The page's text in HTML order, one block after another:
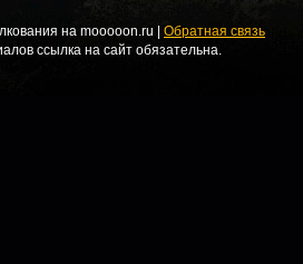
на mooooon.ru | Обратная связь
ссылка на сайт обязательна.